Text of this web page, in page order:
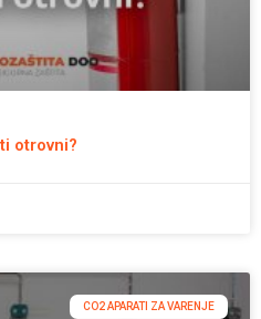
otrovni?
CO2 APARATI ZA VARENJE